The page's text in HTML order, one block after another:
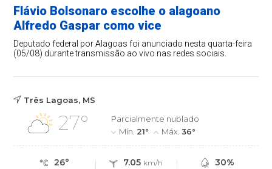
Flávio Bolsonaro escolhe o alagoano
Alfredo Gaspar como vice
Deputado federal por Alagoas foi anunciado nesta quarta-feira
(05/08) durante transmissão ao vivo nas redes sociais.
Três Lagoas, MS
27°
Parcialmente nublado
Mín. 21° Máx.36°
26° 7.05 km/h 30%